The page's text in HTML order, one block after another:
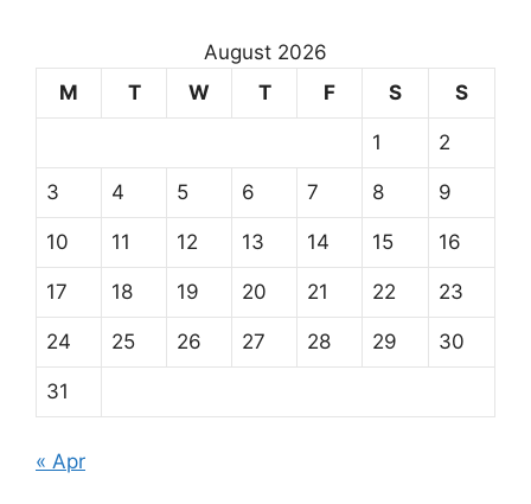
August 2026
M
T W T F S S
1 2
3 4 5 6 7 8 9
10 11 12 13 14 15 16
17 18 19 20 21 22 23
24 25 26 27 28 29 30
31
« Apr